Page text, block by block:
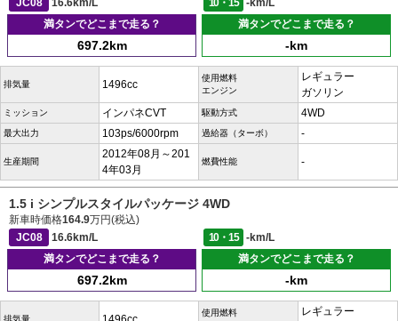
JC08
16.6km/L 10・15
-km/L
満タンでどこまで走る？
697.2km
満タンでどこまで走る？
-km
排気量 1496cc
使用燃料
エンジン
レギュラー
ガソリン
ミッション インパネCVT 駆動方式 4WD
最大出力 103ps/6000rpm 過給器（ターボ） -
生産期間
2012年08月～201
4年03月
燃費性能 -
1.5 i シンプルスタイルパッケージ 4WD
新車時価格164.9万円(税込)
JC08
16.6km/L 10・15
-km/L
満タンでどこまで走る？
697.2km
満タンでどこまで走る？
-km
排気量
使用燃料
レギュラー